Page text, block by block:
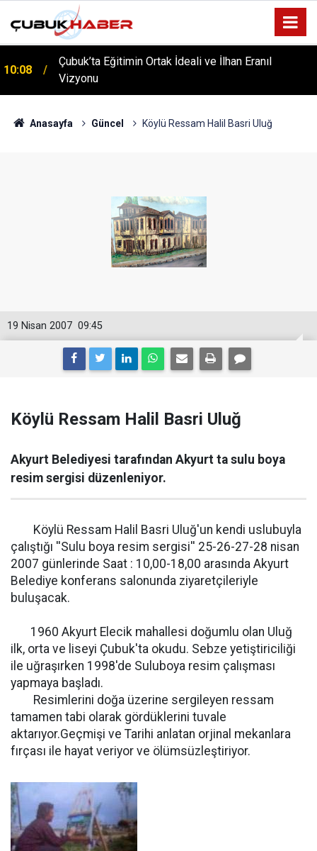
10:08
Çubuk’ta Eğitimin Ortak İdeali ve İlhan Eranıl
Vizyonu
12:06
ÇUBUK’TA ‘YAZA MERHABA’ COŞKUSU: Kursiyerler
Gönüllerince Eğlendi!
Anasayfa Güncel Köylü Ressam Halil Basri Uluğ
09:45
19 Nisan 2007
Köylü Ressam Halil Basri Uluğ
Akyurt Belediyesi tarafından Akyurt ta sulu boya
resim sergisi düzenleniyor.
Köylü Ressam Halil Basri Uluğ'un kendi uslubuyla
çalıştığı ''Sulu boya resim sergisi'' 25-26-27-28 nisan
2007 günlerinde Saat : 10,00-18,00 arasında Akyurt
Belediye konferans salonunda ziyaretçileriyle
buluşacak.
1960 Akyurt Elecik mahallesi doğumlu olan Uluğ
ilk, orta ve liseyi Çubuk'ta okudu. Sebze yetiştiriciliği
ile uğraşırken 1998'de Suluboya resim çalışması
yapmaya başladı.
Resimlerini doğa üzerine sergileyen ressam
tamamen tabi olarak gördüklerini tuvale
aktarıyor.Geçmişi ve Tarihi anlatan orjinal mekanlara
fırçası ile hayat veriyor ve ölümsüzleştiriyor.